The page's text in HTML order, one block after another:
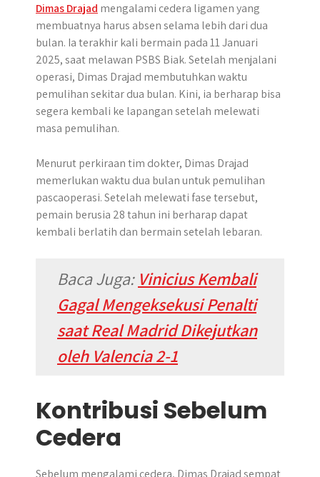
Dimas Drajad mengalami cedera ligamen yang
membuatnya harus absen selama lebih dari dua
bulan. Ia terakhir kali bermain pada 11 Januari
2025, saat melawan PSBS Biak. Setelah menjalani
operasi, Dimas Drajad membutuhkan waktu
pemulihan sekitar dua bulan. Kini, ia berharap bisa
segera kembali ke lapangan setelah melewati
masa pemulihan.
Menurut perkiraan tim dokter, Dimas Drajad
memerlukan waktu dua bulan untuk pemulihan
pascaoperasi. Setelah melewati fase tersebut,
pemain berusia 28 tahun ini berharap dapat
kembali berlatih dan bermain setelah lebaran.
Baca Juga: Vinicius Kembali
Gagal Mengeksekusi Penalti
saat Real Madrid Dikejutkan
oleh Valencia 2-1
Kontribusi Sebelum
Cedera